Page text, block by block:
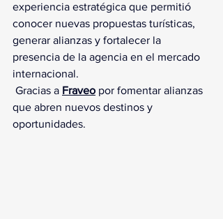
experiencia estratégica que permitió
conocer nuevas propuestas turísticas,
generar alianzas y fortalecer la
presencia de la agencia en el mercado
internacional.
Gracias a Fraveo por fomentar alianzas
que abren nuevos destinos y
oportunidades.